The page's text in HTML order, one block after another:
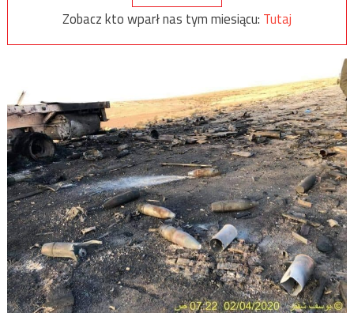
Zobacz kto wparł nas tym miesiącu: Tutaj